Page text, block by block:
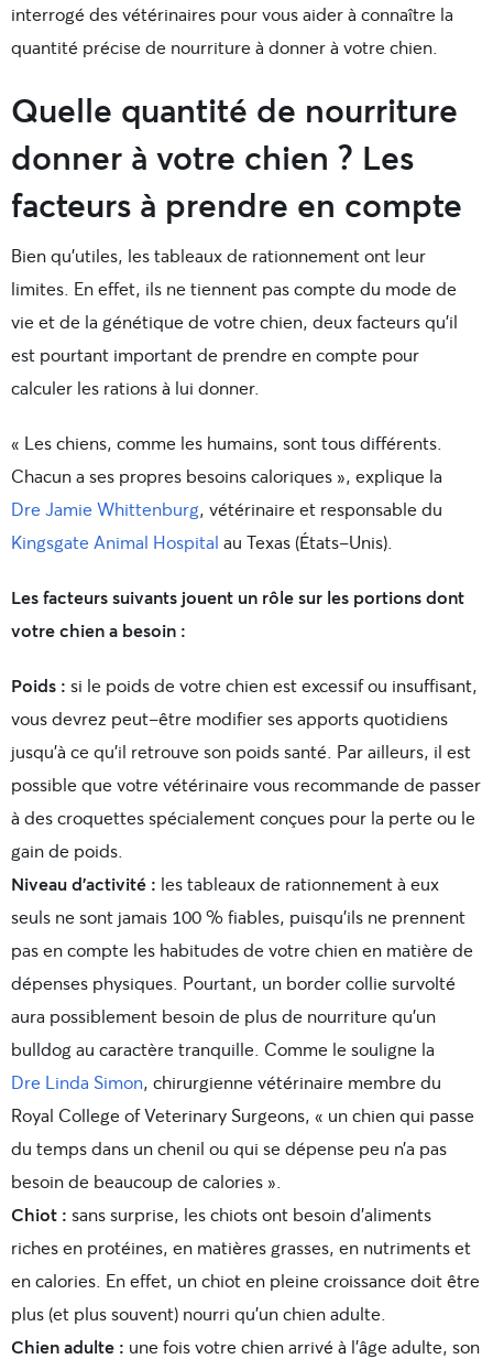
interrogé des vétérinaires pour vous aider à connaître la
quantité précise de nourriture à donner à votre chien.
Quelle quantité de nourriture
donner à votre chien ? Les
facteurs à prendre en compte
Bien qu’utiles, les tableaux de rationnement ont leur
limites. En effet, ils ne tiennent pas compte du mode de
vie et de la génétique de votre chien, deux facteurs qu’il
est pourtant important de prendre en compte pour
calculer les rations à lui donner.
« Les chiens, comme les humains, sont tous différents.
Chacun a ses propres besoins caloriques », explique la
Dre Jamie Whittenburg, vétérinaire et responsable du
Kingsgate Animal Hospital au Texas (États-Unis).
Les facteurs suivants jouent un rôle sur les portions dont
votre chien a besoin :
Poids : si le poids de votre chien est excessif ou insuffisant,
vous devrez peut-être modifier ses apports quotidiens
jusqu’à ce qu’il retrouve son poids santé. Par ailleurs, il est
possible que votre vétérinaire vous recommande de passer
à des croquettes spécialement conçues pour la perte ou le
gain de poids.
Niveau d’activité : les tableaux de rationnement à eux
seuls ne sont jamais 100 % fiables, puisqu’ils ne prennent
pas en compte les habitudes de votre chien en matière de
dépenses physiques. Pourtant, un border collie survolté
aura possiblement besoin de plus de nourriture qu’un
bulldog au caractère tranquille. Comme le souligne la
Dre Linda Simon, chirurgienne vétérinaire membre du
Royal College of Veterinary Surgeons, « un chien qui passe
du temps dans un chenil ou qui se dépense peu n’a pas
besoin de beaucoup de calories ».
Chiot : sans surprise, les chiots ont besoin d’aliments
riches en protéines, en matières grasses, en nutriments et
en calories. En effet, un chiot en pleine croissance doit être
plus (et plus souvent) nourri qu’un chien adulte.
Chien adulte : une fois votre chien arrivé à l’âge adulte, son